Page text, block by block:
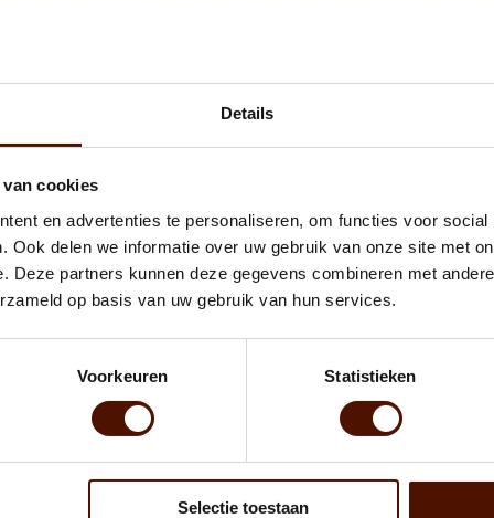
Details
cookies
en advertenties te personaliseren, om functies voor
Ook delen we informatie over uw gebruik van onze site met
Deze partners kunnen deze gegevens combineren met
op basis van uw gebruik van hun services.
Voorkeuren Statistieken
Selectie toestaan
regio's om te zorgen dat uw huis altijd warm en uitnodigend is.
brandduur te garanderen.
waar u online brandhout kunt kopen in Bertem. Ook de
En wat dacht u van de gratis levering in Bertem? In een
online.Wilt u liever telefonisch bestellen? Onze klantendienst helpt
UW KEUZE VOOR DE BESCHIKBARE